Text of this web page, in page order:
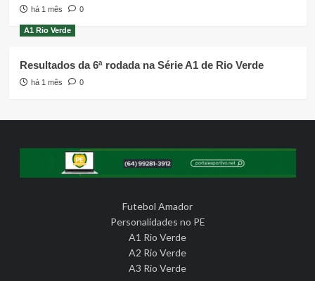
há 1 mês 0
A1 Rio Verde
Resultados da 6ª rodada na Série A1 de Rio Verde
há 1 mês 0
Futebol Amador
Personalidades no PE
A1 Rio Verde
A2 Rio Verde
A3 Rio Verde